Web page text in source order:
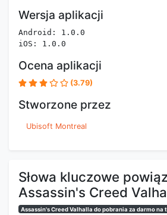
Wersja aplikacji
Android: 1.0.0
iOS: 1.0.0
Ocena aplikacji
(3.79)
Stworzone przez
Ubisoft Montreal
Słowa kluczowe
Assassin's Creed
Assassin's Creed Valhalla do pobrania za darmo